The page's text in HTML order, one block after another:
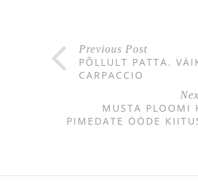
Previous Post
PÕLLULT PATTA.
CARPACCIO
MUSTA PLOOMI
PIMEDATE ÖÖDE